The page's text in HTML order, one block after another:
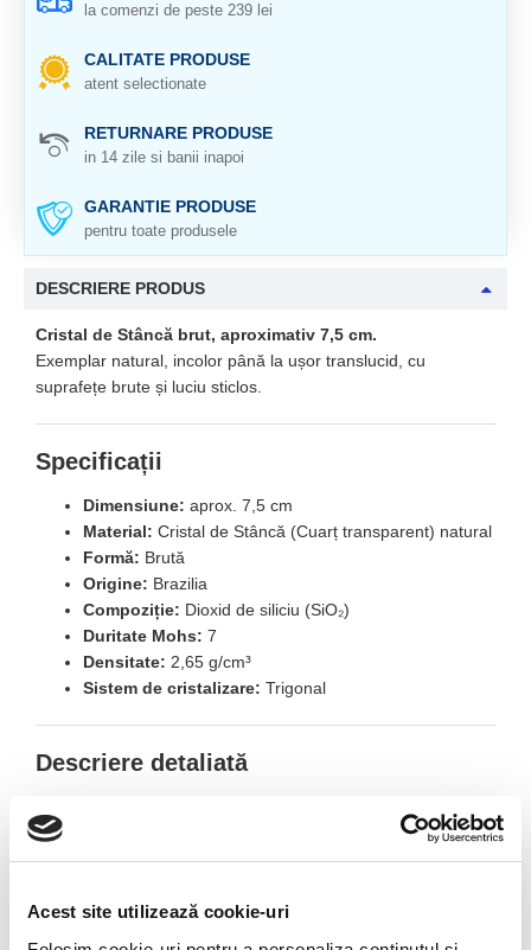
Acest site utilizează cookie-uri
la comenzi de peste 239 lei
CALITATE PRODUSE
atent selectionate
RETURNARE PRODUSE
in 14 zile si banii inapoi
GARANTIE PRODUSE
pentru toate produsele
DESCRIERE PRODUS
Cristal de Stâncă brut, aproximativ 7,5 cm.
Exemplar natural, incolor până la ușor translucid, cu
suprafețe brute și luciu sticlos.
Specificații
Dimensiune: aprox. 7,5 cm
Material: Cristal de Stâncă (Cuarț transparent) natural
Formă: Brută
Origine: Brazilia
Compoziție: Dioxid de siliciu (SiO₂)
Duritate Mohs: 7
Densitate: 2,65 g/cm³
Sistem de cristalizare: Trigonal
Descriere detaliată
frumusețea naturală a cuarțului transparent. Suprafețele
neregulate, luciul sticlos și transparența variabilă dezvăluie
naturale care oferă fiecărei piese un aspect unic.